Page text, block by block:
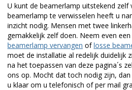
U kunt de beamerlamp uitstekend zelf
beamerlamp te verwisselen heeft u
inzicht nodig. Mensen met twee
gemakkelijk zelf doen. Neem even
beamerlamp vervangen oflosse
moet de installatie al redelijk duidelijk
na het toepassen van deze pagina´s
ons op. Mocht dat toch nodig zijn,
u klaar om u telefonisch of per mail